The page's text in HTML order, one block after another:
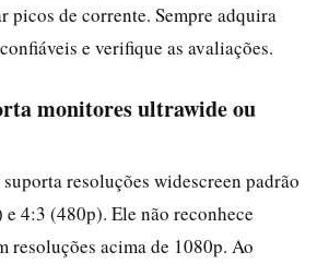
picos de corrente. Sempre adquira
e verifique as avaliações.
monitores ultrawide ou
resoluções widescreen padrão
4:3 (480p). Ele não reconhece
resoluções acima de 1080p. Ao